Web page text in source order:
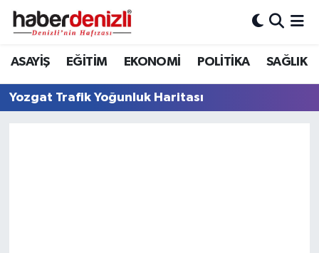
ASAYİŞ EĞİTİM EKONOMİ POLİTİKA SAĞLIK
Yozgat Trafik Yoğunluk Haritası
Denizli Nöbetçi Eczaneler
Denizli Hava Durumu